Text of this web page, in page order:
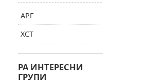
АРГ
ХСТ
РА ИНТЕРЕСНИ
ГРУПИ